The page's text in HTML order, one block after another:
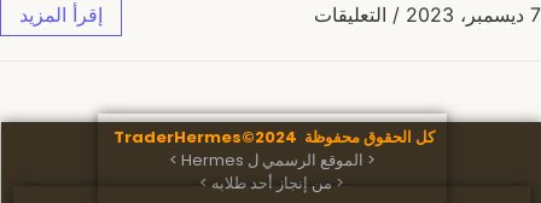
7 ديسمبر، 2023 / التعليقات إقرأ المزيد
كل الحقوق محفوظة TraderHermes©2024
< الموقع الرسمي ل Hermes >
< من إنجاز أحد طلابه >